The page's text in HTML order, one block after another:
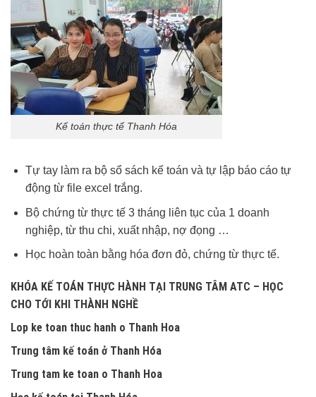
Kế toán thực tế Thanh Hóa
Tự tay làm ra bộ sổ sách kế toán và tự lập báo cáo tự
động từ file excel trắng.
Bộ chứng từ thực tế 3 tháng liên tục của 1 doanh
nghiệp, từ thu chi, xuất nhập, nợ đọng …
Học hoàn toàn bằng hóa đơn đỏ, chứng từ thực tế.
KHÓA KẾ TOÁN THỰC HÀNH TẠI TRUNG TÂM ATC – HỌC
CHO TỚI KHI THÀNH NGHỀ
Lop ke toan thuc hanh o Thanh Hoa
Trung tâm kế toán ở Thanh Hóa
Trung tam ke toan o Thanh Hoa